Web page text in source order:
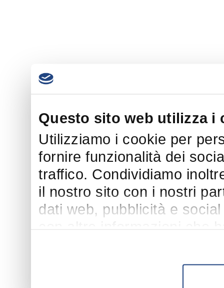
Questo sito web utilizza i
Utilizziamo i cookie per
fornire funzionalità dei
traffico. Condividiamo
il nostro sito con i nostri
dati web, pubblicità e